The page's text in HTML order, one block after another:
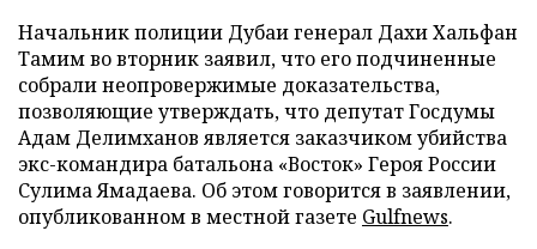
Начальник полиции Дубаи генерал Дахи Хальфан
Тамим во вторник заявил, что его подчиненные
собрали неопровержимые доказательства,
позволяющие утверждать, что депутат Госдумы
Адам Делимханов является заказчиком убийства
экс-командира батальона «Восток» Героя России
Сулима Ямадаева. Об этом говорится в заявлении,
опубликованном в местной газете Gulfnews.